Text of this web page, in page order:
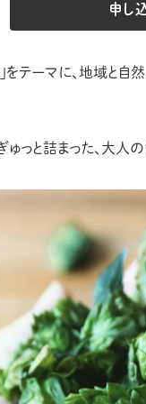
申し
テーマに、地域と
っと詰まった、大人